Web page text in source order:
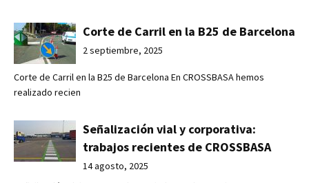
Corte de Carril en la B25 de Barcelona
2 septiembre, 2025
Corte de Carril en la B25 de Barcelona En CROSSBASA hemos
realizado recien
Señalización vial y corporativa:
trabajos recientes de CROSSBASA
14 agosto, 2025